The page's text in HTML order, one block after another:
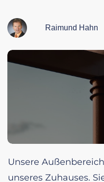
Raimund Hahn
Unsere
unseres Zuhauses.